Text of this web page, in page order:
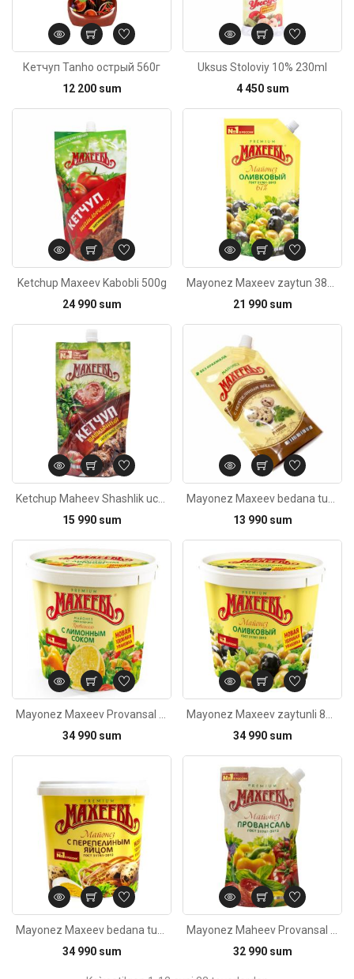
Кетчуп Tanho острый 560г
12 200 sum
Uksus Stoloviy 10% 230ml
4 450 sum
Ketchup Maxeev Kabobli 500g
24 990 sum
21 990 sum
15 990 sum
Kod: 5429
13 990 sum
34 990 sum
Kod: 3152
34 990 sum
34 990 sum
32 990 sum